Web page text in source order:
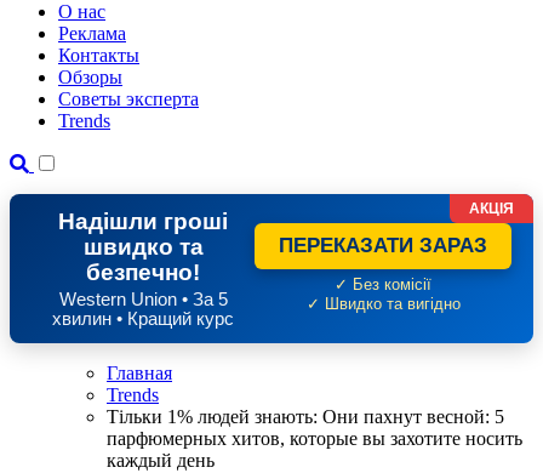
О нас
Реклама
Контакты
Обзоры
Советы эксперта
Trends
Надішли гроші
швидко та
безпечно!
Western Union • За 5
хвилин • Кращий курс
ПЕРЕКАЗАТИ ЗАРАЗ
✓ Без комісії
✓ Швидко та вигідно
АКЦІЯ
Главная
Trends
Тільки 1% людей знають: Они пахнут весной: 5
парфюмерных хитов, которые вы захотите носить
каждый день